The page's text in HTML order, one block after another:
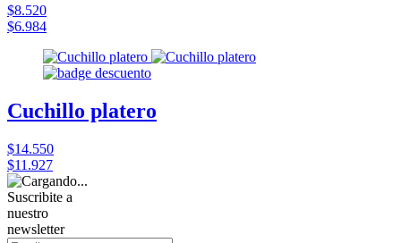
$8.520
$6.984
Cuchillo platero
$14.550
$11.927
Suscribite a
nuestro
newsletter